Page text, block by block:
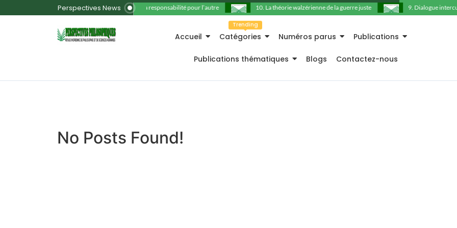
Perspectives News 11. La responsabilité pour l’autre 10. La théorie walzérienne de la guerre juste 9. Dialogue
Accueil Catégories
Trending
Numéros parus Publications
Publications thématiques Blogs Contactez-nous
No Posts Found!